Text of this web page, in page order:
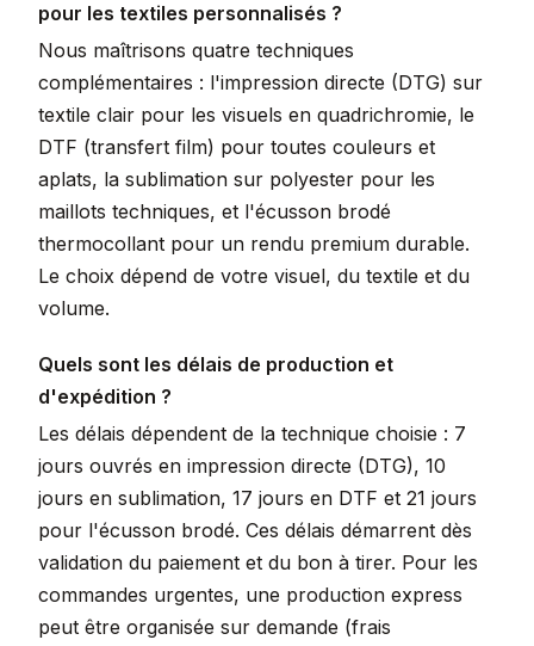
pour les textiles personnalisés ?
Nous maîtrisons quatre techniques
complémentaires : l'impression directe (DTG) sur
textile clair pour les visuels en quadrichromie, le
DTF (transfert film) pour toutes couleurs et
aplats, la sublimation sur polyester pour les
maillots techniques, et l'écusson brodé
thermocollant pour un rendu premium durable.
Le choix dépend de votre visuel, du textile et du
volume.
Quels sont les délais de production et
d'expédition ?
Les délais dépendent de la technique choisie : 7
jours ouvrés en impression directe (DTG), 10
jours en sublimation, 17 jours en DTF et 21 jours
pour l'écusson brodé. Ces délais démarrent dès
validation du paiement et du bon à tirer. Pour les
commandes urgentes, une production express
peut être organisée sur demande (frais